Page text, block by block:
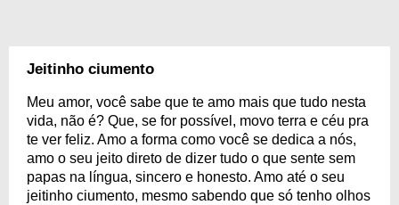
Jeitinho ciumento
Meu amor, você sabe que te amo mais que tudo nesta
vida, não é? Que, se for possível, movo terra e céu pra
te ver feliz. Amo a forma como você se dedica a nós,
amo o seu jeito direto de dizer tudo o que sente sem
papas na língua, sincero e honesto. Amo até o seu
jeitinho ciumento, mesmo sabendo que só tenho olhos